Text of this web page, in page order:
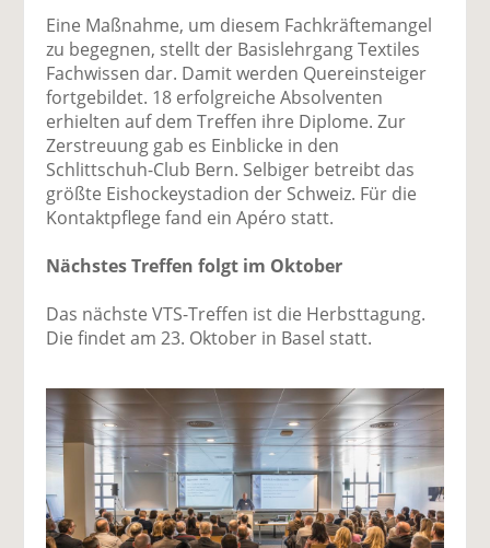
Eine Maßnahme, um diesem Fachkräftemangel
zu begegnen, stellt der Basislehrgang Textiles
Fachwissen dar. Damit werden Quereinsteiger
fortgebildet. 18 erfolgreiche Absolventen
erhielten auf dem Treffen ihre Diplome. Zur
Zerstreuung gab es Einblicke in den
Schlittschuh-Club Bern. Selbiger betreibt das
größte Eishockeystadion der Schweiz. Für die
Kontaktpflege fand ein Apéro statt.
Nächstes Treffen folgt im Oktober
Das nächste VTS-Treffen ist die Herbsttagung.
Die findet am 23. Oktober in Basel statt.